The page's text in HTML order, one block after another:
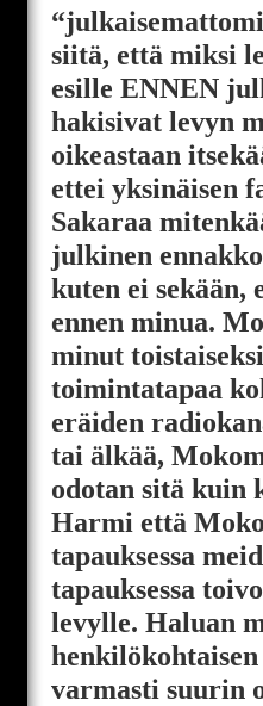
siitä, että miksi
esille ENNEN
hakisivat levyn
oikeastaan
ettei yksinäisen
Sakaraa
julkinen
kuten ei
ennen minua.
minut
toimintatapaa
eräiden
tai älkää,
odotan sitä kuin
Harmi että
tapauksessa
tapauksessa
levylle. Haluan
varmasti suurin